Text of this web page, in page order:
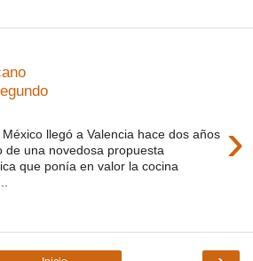
›
llegó a Valencia hace dos años
de una novedosa propuesta
que ponía en valor la cocina